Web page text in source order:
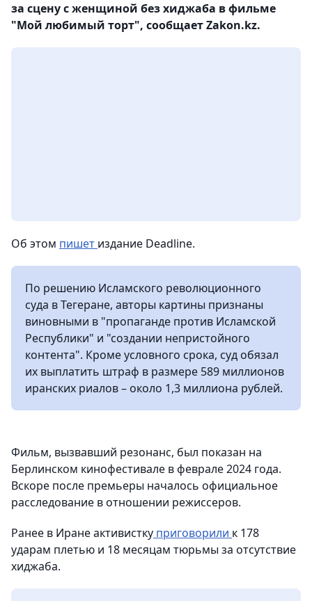
за сцену с женщиной без хиджаба в фильме
"Мой любимый торт", сообщает Zakon.kz.
Об этом пишет издание Deadline.
По решению Исламского революционного
суда в Тегеране, авторы картины признаны
виновными в "пропаганде против Исламской
Республики" и "создании непристойного
контента". Кроме условного срока, суд обязал
их выплатить штраф в размере 589 миллионов
иранских риалов – около 1,3 миллиона рублей.
Фильм, вызвавший резонанс, был показан на
Берлинском кинофестивале в феврале 2024 года.
Вскоре после премьеры началось официальное
расследование в отношении режиссеров.
Ранее в Иране активистку приговорили к 178
ударам плетью и 18 месяцам тюрьмы за отсутствие
хиджаба.